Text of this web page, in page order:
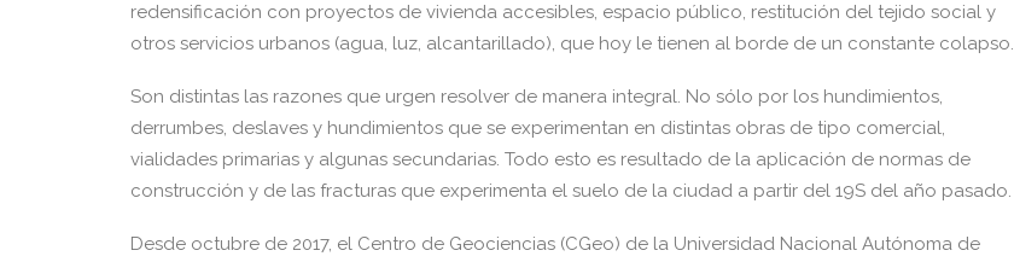
redensificación con proyectos de vivienda accesibles, espacio público, restitución del tejido social y
otros servicios urbanos (agua, luz, alcantarillado), que hoy le tienen al borde de un constante colapso.
Son distintas las razones que urgen resolver de manera integral. No sólo por los hundimientos,
derrumbes, deslaves y hundimientos que se experimentan en distintas obras de tipo comercial,
vialidades primarias y algunas secundarias. Todo esto es resultado de la aplicación de normas de
construcción y de las fracturas que experimenta el suelo de la ciudad a partir del 19S del año pasado.
Desde octubre de 2017, el Centro de Geociencias (CGeo) de la Universidad Nacional Autónoma de